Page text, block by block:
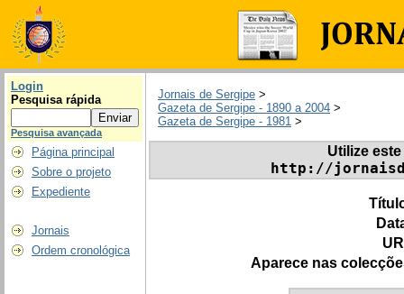
Login
Pesquisa rápida
Pesquisa avançada
Página principal
Sobre o projeto
Expediente
Jornais
Ordem cronológica
Jornais de Sergipe >
Gazeta de Sergipe - 1890 a 2004 >
Gazeta de Sergipe - 1981 >
Utilize
http://
Aparece nas